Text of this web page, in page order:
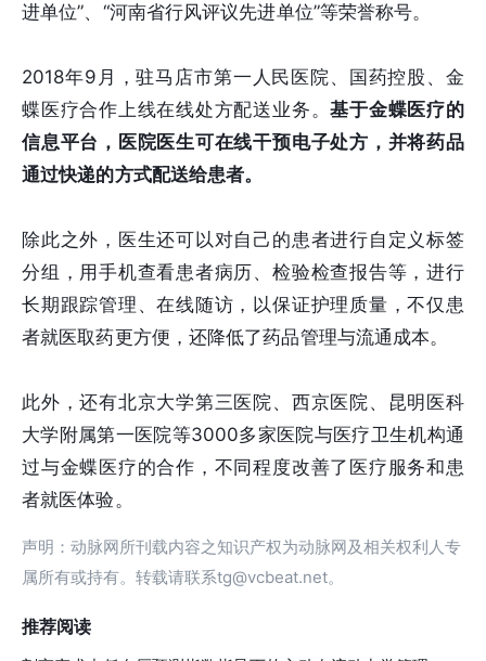
进单位”、“河南省行风评议先进单位”等荣誉称号。
2018年9月，驻马店市第一人民医院、国药控股、金
蝶医疗合作上线在线处方配送业务。基于金蝶医疗的
信息平台，医院医生可在线干预电子处方，并将药品
通过快递的方式配送给患者。
除此之外，医生还可以对自己的患者进行自定义标签
分组，用手机查看患者病历、检验检查报告等，进行
长期跟踪管理、在线随访，以保证护理质量，不仅患
者就医取药更方便，还降低了药品管理与流通成本。
此外，还有北京大学第三医院、西京医院、昆明医科
大学附属第一医院等3000多家医院与医疗卫生机构通
过与金蝶医疗的合作，不同程度改善了医疗服务和患
者就医体验。
声明：动脉网所刊载内容之知识产权为动脉网及相关权利人专
属所有或持有。转载请联系tg@vcbeat.net。
推荐阅读